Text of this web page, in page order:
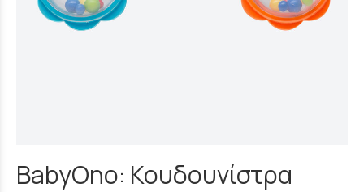
BabyOno: Κουδουνίστρα